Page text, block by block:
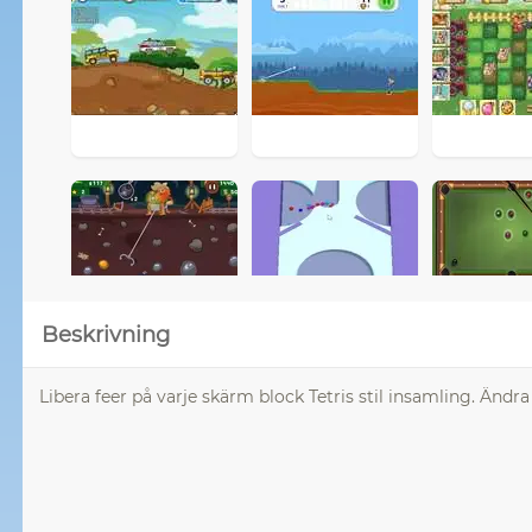
Beskrivning
Libera feer på varje skärm block Tetris stil insamling.